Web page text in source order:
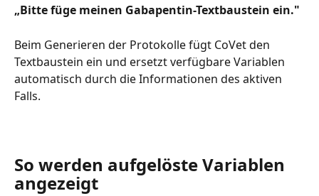
„Bitte füge meinen Gabapentin-Textbaustein ein."
Beim Generieren der Protokolle fügt CoVet den
Textbaustein ein und ersetzt verfügbare Variablen
automatisch durch die Informationen des aktiven
Falls.
So werden aufgelöste Variablen
angezeigt